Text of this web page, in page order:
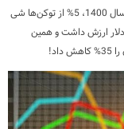
ویتالیک بوترین هم از این قضیه جا نماند و در اردیبهشت ماه سال 1400، 5% از توکن‌ها شی
کرد. این مقدار ارز حدودا 1 میلیون دلار ارزش داشت و همین